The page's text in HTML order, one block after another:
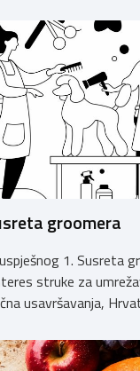
groomera
1. Susreta
struke za
usavršavanja,
u Kongresnom